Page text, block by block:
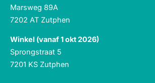
Marsweg 89A
7202 AT Zutphen
Winkel (vanaf 1 okt 2026)
Sprongstraat 5
7201 KS Zutphen